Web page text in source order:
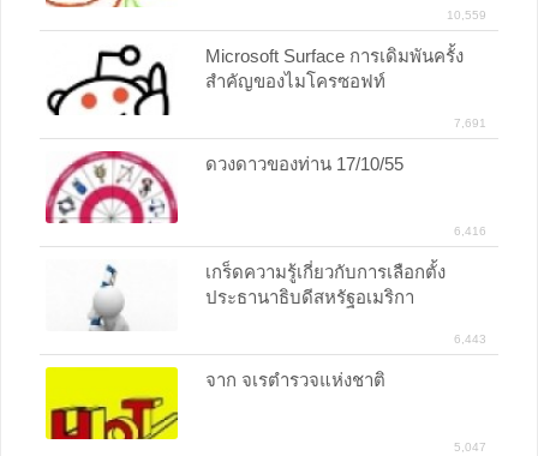
10,559
Microsoft Surface การเดิมพันครั้ง
สำคัญของไมโครซอฟท์
7,691
ดวงดาวของท่าน 17/10/55
6,416
เกร็ดความรู้เกี่ยวกับการเลือกตั้ง
ประธานาธิบดีสหรัฐอเมริกา
6,443
จาก จเรตำรวจแห่งชาติ
5,047